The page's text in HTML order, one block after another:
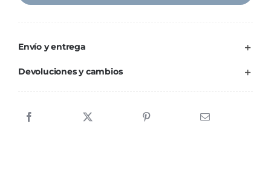
Envío y entrega
Devoluciones y cambios